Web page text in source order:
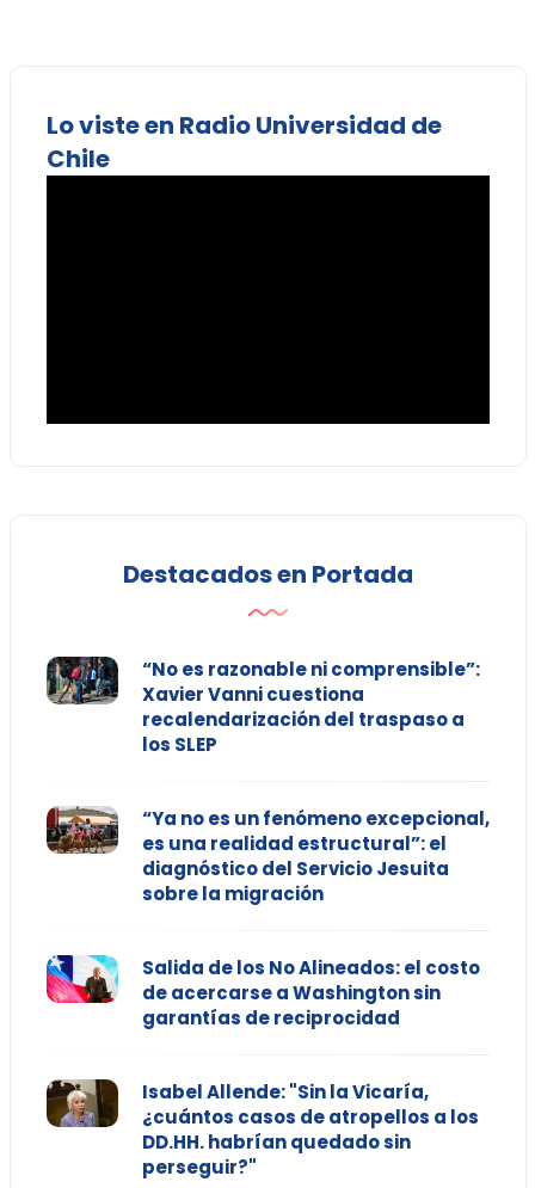
Lo viste en Radio Universidad de
Chile
Destacados en Portada
“No es razonable ni comprensible”:
Xavier Vanni cuestiona
recalendarización del traspaso a
los SLEP
“Ya no es un fenómeno excepcional,
es una realidad estructural”: el
diagnóstico del Servicio Jesuita
sobre la migración
Salida de los No Alineados: el costo
de acercarse a Washington sin
garantías de reciprocidad
Isabel Allende: "Sin la Vicaría,
¿cuántos casos de atropellos a los
DD.HH. habrían quedado sin
perseguir?"